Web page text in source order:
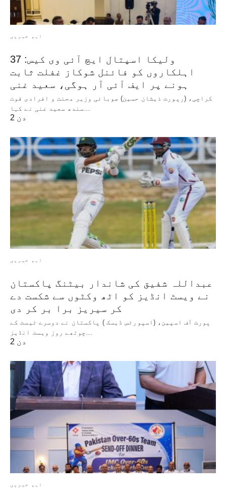
اہم خبریں
ولیکا اسپتال ایچ آئی وی کیس: 37
اہلکاروں کو فائنل شوکاز غفلت ثابت
ہونے پر ایف آئی آر ہوگی، سعید غنی
کراچی، (رپورٹ ذیشان حسین) صوبائی وزیر محنت و افرادی قوت
2 دن
اہم خبریں
عبداللہ شفیق کی شاندار بیٹنگ پاکستان
نے ویسٹ انڈیز کو اٹھ وکٹوں سے شکست دے
کر سیریز برا بر کر دی
پورٹ آف اسپین، (اسپورٹس ڈیسک ) پاکستان نے دوسرے ٹیسٹ کے
چوتھے روز ویسٹ انڈیز…
2 دن
اہم خبریں